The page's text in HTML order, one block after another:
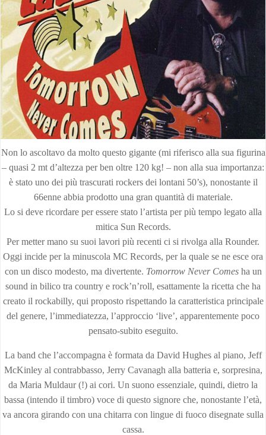
Non lo ascoltavo da molto questo gigante (mi riferisco alla sua figurina
– quasi 2 mt d’altezza per ben oltre 120 kg! – non alla sua importanza:
è stato uno dei più trascurati rockers dei lontani 50’s), nonostante il
66enne abbia prodotto una gran quantità di materiale.
Lo si deve ricordare per essere stato l’artista per più tempo legato alla
mitica Sun Records.
Per metter mano su suoi lavori più recenti ci si rivolga alla Rounder.
Oggi incide per la minuscola MC Records, per la quale se ne esce ora
con un disco modesto, ma divertente. Tomorrow Never Comesha un
sound in bilico tra country e rock’n’roll, esattamente la ricetta che ha
creato il rockabilly, qui proposto rispettando la caratteristica principale
del genere, l’immediatezza, l’approccio ‘live’, apparentemente poco
pensato-subito eseguito.
La band che l’accompagna è formata da David Hughes al piano, Jeff
McKinley al contrabbasso, Jerry Cavanagh alla batteria e, sorpresina,
da Maria Muldaur (!) ai cori. Un suono essenziale, quindi, dietro la
bassa (intendo il timbro) voce di questo signore che, nonostante l’età,
va ancora girando con una chitarra con lingue di fuoco disegnate sulla
cassa.